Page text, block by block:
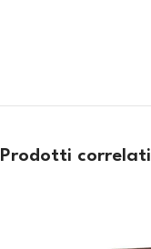
Prodotti correlati